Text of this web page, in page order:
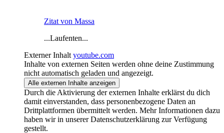
Zitat von Massa
...Laufenten...
Externer Inhalt youtube.com
Inhalte von externen Seiten werden ohne deine Zustimmung
nicht automatisch geladen und angezeigt.
Alle externen Inhalte anzeigen
Durch die Aktivierung der externen Inhalte erklärst du dich
damit einverstanden, dass personenbezogene Daten an
Drittplattformen übermittelt werden. Mehr Informationen dazu
haben wir in unserer Datenschutzerklärung zur Verfügung
gestellt.